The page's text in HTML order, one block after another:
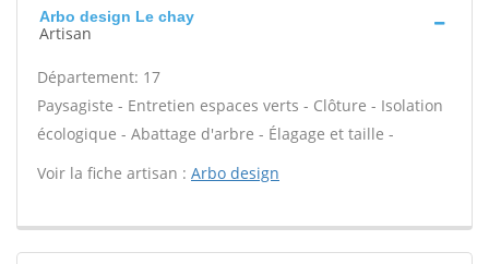
Arbo design Le chay
Artisan
Département: 17
Paysagiste - Entretien espaces verts - Clôture - Isolation
écologique - Abattage d'arbre - Élagage et taille -
Voir la fiche artisan : Arbo design